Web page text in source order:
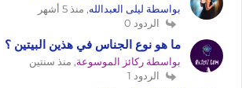
بواسطة ليلى العبدالله, منذ 5 أشهر
الردود 0
ما هو نوع الجناس في هذين البيتين ؟
بواسطة ركائز الموسوعة, منذ سنتين
الردود 1